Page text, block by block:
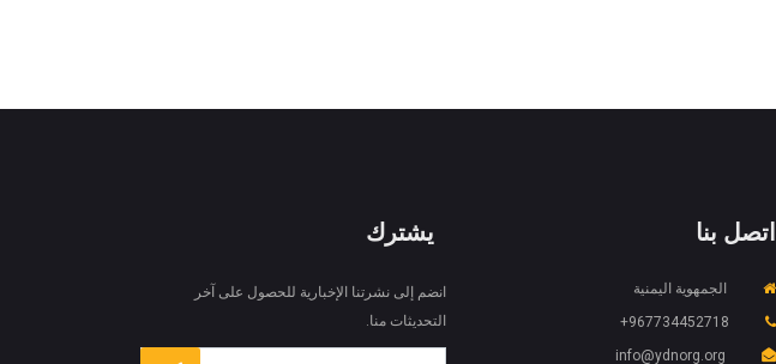
اتصل بنا
الجمهوية اليمنية
967734452718+
info@ydnorg.org
يشترك
انضم إلى نشرتنا الإخبارية للحصول على آخر
التحديثات منا.